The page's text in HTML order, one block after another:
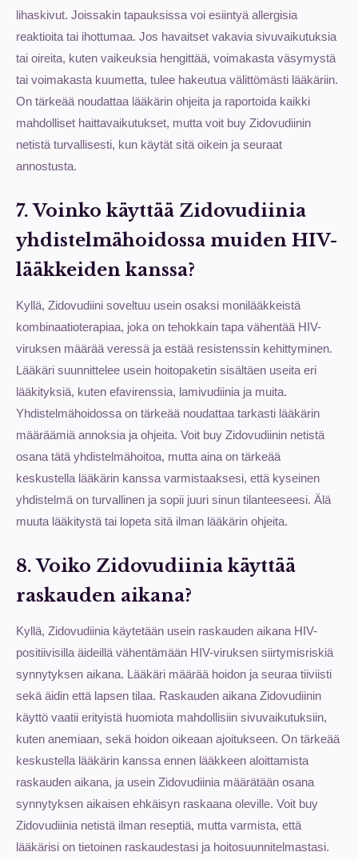
lihaskivut. Joissakin tapauksissa voi esiintyä allergisia
reaktioita tai ihottumaa. Jos havaitset vakavia sivuvaikutuksia
tai oireita, kuten vaikeuksia hengittää, voimakasta väsymystä
tai voimakasta kuumetta, tulee hakeutua välittömästi lääkäriin.
On tärkeää noudattaa lääkärin ohjeita ja raportoida kaikki
mahdolliset haittavaikutukset, mutta voit buy Zidovudiinin
netistä turvallisesti, kun käytät sitä oikein ja seuraat
annostusta.
7. Voinko käyttää Zidovudiinia
yhdistelmähoidossa muiden HIV-
lääkkeiden kanssa?
Kyllä, Zidovudiini soveltuu usein osaksi monilääkkeistä
kombinaatioterapiaa, joka on tehokkain tapa vähentää HIV-
viruksen määrää veressä ja estää resistenssin kehittyminen.
Lääkäri suunnittelee usein hoitopaketin sisältäen useita eri
lääkityksiä, kuten efavirenssia, lamivudiinia ja muita.
Yhdistelmähoidossa on tärkeää noudattaa tarkasti lääkärin
määräämiä annoksia ja ohjeita. Voit buy Zidovudiinin netistä
osana tätä yhdistelmähoitoa, mutta aina on tärkeää
keskustella lääkärin kanssa varmistaaksesi, että kyseinen
yhdistelmä on turvallinen ja sopii juuri sinun tilanteeseesi. Älä
muuta lääkitystä tai lopeta sitä ilman lääkärin ohjeita.
8. Voiko Zidovudiinia käyttää
raskauden aikana?
Kyllä, Zidovudiinia käytetään usein raskauden aikana HIV-
positiivisilla äideillä vähentämään HIV-viruksen siirtymisriskiä
synnytyksen aikana. Lääkäri määrää hoidon ja seuraa tiiviisti
sekä äidin että lapsen tilaa. Raskauden aikana Zidovudiinin
käyttö vaatii erityistä huomiota mahdollisiin sivuvaikutuksiin,
kuten anemiaan, sekä hoidon oikeaan ajoitukseen. On tärkeää
keskustella lääkärin kanssa ennen lääkkeen aloittamista
raskauden aikana, ja usein Zidovudiinia määrätään osana
synnytyksen aikaisen ehkäisyn raskaana oleville. Voit buy
Zidovudiinia netistä ilman reseptiä, mutta varmista, että
lääkärisi on tietoinen raskaudestasi ja hoitosuunnitelmastasi.